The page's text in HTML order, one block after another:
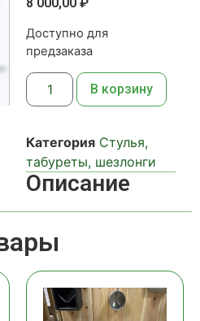
Доступно для
предзаказа
В корзину
Категория Стулья,
табуреты, шезлонги
Описание